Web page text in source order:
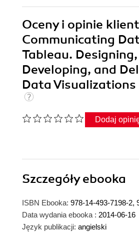
Oceny i opinie
Communicating
Tableau. Designing,
Developing, and
Data Visualizations
Dodaj
Szczegółyebooka
ISBN Ebooka: 978-14-493-7198-2,
Data wydania ebooka : 2014-06-16
Język publikacji: angielski